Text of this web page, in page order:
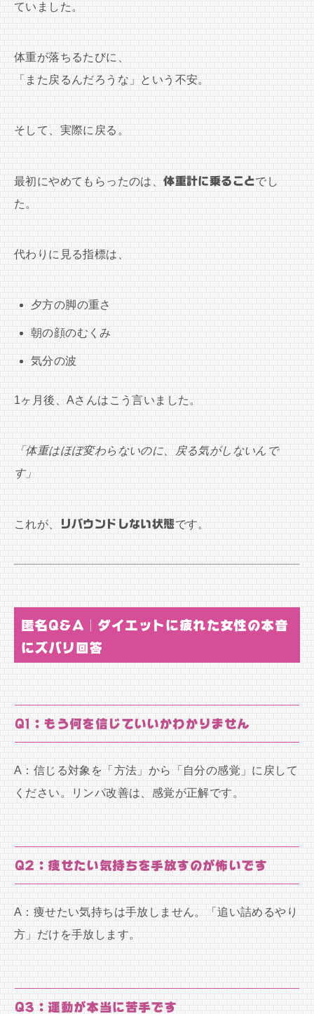
ていました。
体重が落ちるたびに、
「また戻るんだろうな」という不安。
そして、実際に戻る。
最初にやめてもらったのは、体重計に乗ることでし
た。
代わりに見る指標は、
夕方の脚の重さ
朝の顔のむくみ
気分の波
1ヶ月後、Aさんはこう言いました。
「体重はほぼ変わらないのに、戻る気がしないんで
す」
これが、 リバウンドしない状態です。
匿名Q&A｜ダイエットに疲れた女性の本音
にズバリ回答
Q1：もう何を信じていいかわかりません
A：信じる対象を「方法」から「自分の感覚」に戻して
ください。リンパ改善は、感覚が正解です。
Q2：痩せたい気持ちを手放すのが怖いです
A：痩せたい気持ちは手放しません。「追い詰めるやり
方」だけを手放します。
Q3：運動が本当に苦手です